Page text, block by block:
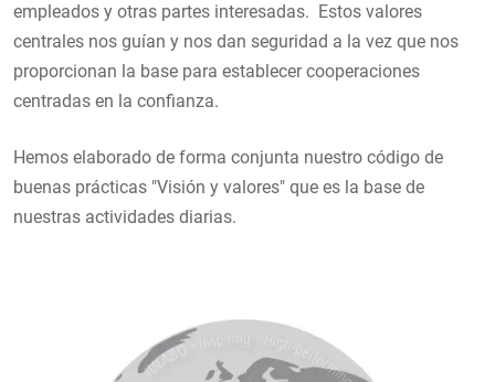
empleados y otras partes interesadas. Estos valores
centrales nos guían y nos dan seguridad a la vez que nos
proporcionan la base para establecer cooperaciones
centradas en la confianza.
Hemos elaborado de forma conjunta nuestro código de
buenas prácticas "Visión y valores" que es la base de
nuestras actividades diarias.